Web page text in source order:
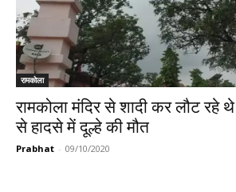
रामकोला
रामकोला मंदिर से शादी कर लौट रहे
से हादसे में दूल्हे की मौत
Prabhat - 09/10/2020